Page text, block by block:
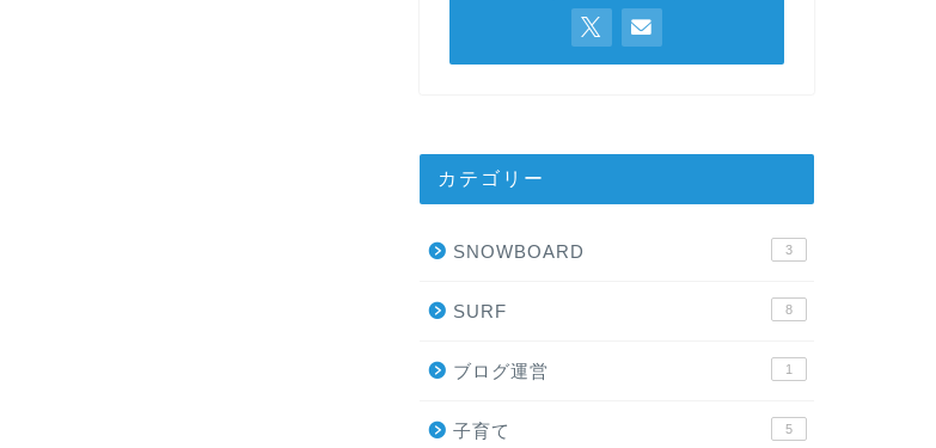
カテゴリー
SNOWBOARD 3
SURF 8
ブログ運営 1
子育て 5